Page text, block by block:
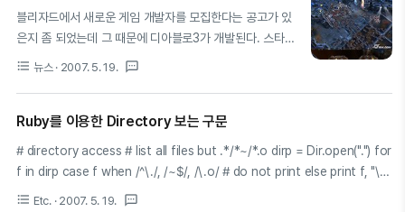
블리자드에서 새로운 게임 개발자를 모집한다는 공고가 있
은지 좀 되었는데 그 때문에 디아블로3가 개발된다. 스타크
래프트 2가 나온다. 이런저런 말들이 많았다. 결과적으로
임 플레이 장면 등을 보여줬다. 새로운 스타크래프트는 테
유닛을 추가했고. 프로토스 종족에는 거대 유닛 콜로서스과
텔레포트가 가능한 스톨커.강력한 공격력의 임모탈과 공중
유닛인 피닉스 등이 추가됐다. 저그에는 온 몸이 산성물질
format_list_bulleted 뉴스 · 2007. 5. 19. textsms
Ruby를 이용한 Directory 보는 구문
# directory access # list all files but .*/*~/*.o dirp = Dir.open(".") for
f in dirp case f when /^\./, /~$/, /\.o/ # do not print else print f, "\n"
end end dirp.close PHP 할때같은 기분이 든다. 상당히 짧은 코드 정규표현
format_list_bulleted Etc. · 2007. 5. 19. textsms